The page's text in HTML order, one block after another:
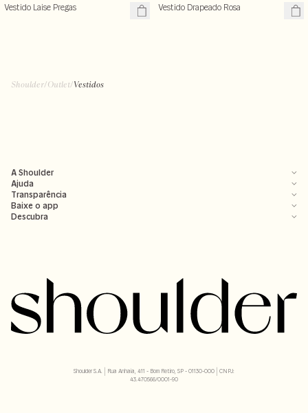
Vestido Laise Pregas Vestido Drapeado Rosa
Shoulder/Outlet/Vestidos
A Shoulder
Ajuda
Transparência
Baixe o app
Descubra
Shoulder S.A. | Rua Anhaia, 411 - Bom Retiro, SP - 01130-000 | CNPJ:
43.470566/0001-90